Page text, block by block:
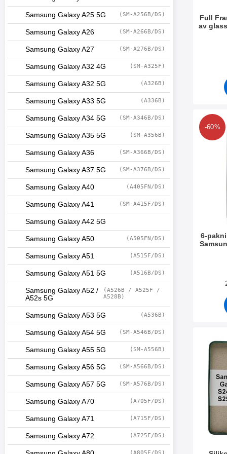
Samsung Galaxy A25 5G (SM-A256B/DS)
Samsung Galaxy A26 (SM-A266B/DS)
Samsung Galaxy A27 (SM-A276B/DS)
Samsung Galaxy A32 4G (SM-A325F)
Samsung Galaxy A32 5G (A326B)
Samsung Galaxy A33 5G (A336B)
Samsung Galaxy A34 5G (SM-A346B/DS)
Samsung Galaxy A35 5G (SM-A356B)
Samsung Galaxy A36 (SM-A366B/DS)
Samsung Galaxy A37 5G (SM-A376B/DS)
Samsung Galaxy A40 (A405FN/DS)
Samsung Galaxy A41 (SM-A415F/DS)
Samsung Galaxy A42 5G
Samsung Galaxy A50 (A505FN/DS)
Samsung Galaxy A51 (A515F/DS)
Samsung Galaxy A51 5G (A516B/DS)
Samsung Galaxy A52 /
A52s 5G
(A526B / A525F /
A528B)
Samsung Galaxy A53 5G (A536B)
Samsung Galaxy A54 5G (SM-A546B/DS)
Samsung Galaxy A55 5G (SM-A556B)
Samsung Galaxy A56 5G (SM-A566B/DS)
Samsung Galaxy A57 5G (SM-A576B/DS)
Samsung Galaxy A70 (A705F/DS)
Samsung Galaxy A71 (A715F/DS)
Samsung Galaxy A72 (A725F/DS)
Full
av
-60%
6-
Merk 6-pakning
Merk